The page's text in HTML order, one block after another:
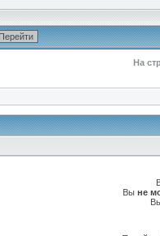
На
Вы не